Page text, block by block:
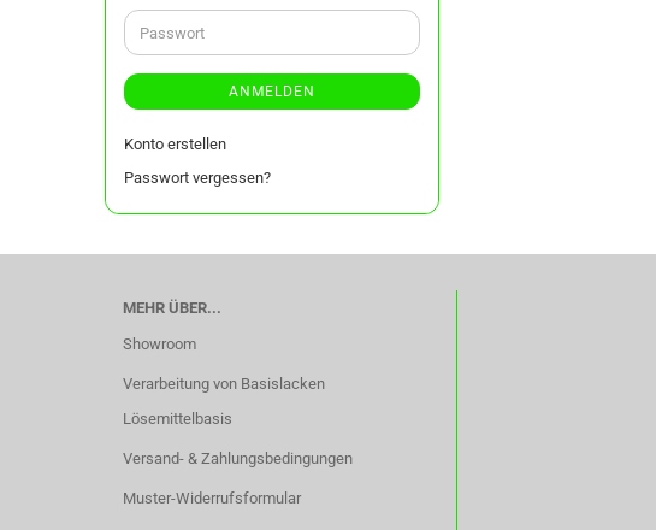
Adresse
Passwort
ANMELDEN
Konto erstellen
Passwort vergessen?
MEHR ÜBER...
Showroom
Verarbeitung von Basislacken
Lösemittelbasis
Versand- & Zahlungsbedingungen
Muster-Widerrufsformular